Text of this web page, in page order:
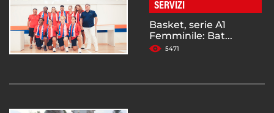
SERVIZI
Basket, serie A1
Femminile: Bat...
5471